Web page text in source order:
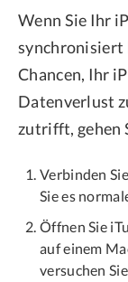
Wenn Sie Ihr
synchronisiert
Chancen, Ihr
Datenverlust
zutrifft, gehen
Verbinden
Sie es
Öffnen Sie
auf einem
versuchen